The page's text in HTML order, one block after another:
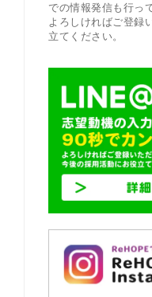
での情報発信も行っ
よろしければご登録
立てください。